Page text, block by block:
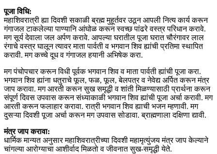
पूजा विधि:
महाशिवरात्री ह्या दिवशी सकाळी ब्रह्म मुहूर्तवर उठून आपली नित्य कार्य करून
गंगाजल टाकलेल्या पाण्यानि आंघोळ करून स्वच्छ पांढरे वस्त्र परिधान करावे.
मग सूर्य देवाला जल अर्पण करावे. आपल्या घरातील पूजा घरात चौरंगावर लाल
रंगाचे वस्त्र घालून त्यावर माता पार्वती व भगवान शिव ह्यांची प्रतिमा स्थापित
करावी. मग कच्चे दूध व गंगाजल हयानी अभिषेक करा.
मग पंचोपचार करून विधी पूर्वक भगवान शिव व माता पार्वती ह्यांची पूजा करा.
भगवान शिव ह्यांना धतुराचे फूल, फळ, फूल, बेलपत्र व नेवेद्य अर्पित करून मंत्र
जाप करावा. मग आरती करून सुख समृद्धी व शांती मिळण्यासाठी प्रार्थना करून
संपूर्ण दिवस उपवास करून संध्याकाळी भगवान शिव ह्यांची पूजा अर्चा करावी. मग
आरती करून फलाहार करावा. रात्री भगवान शिव ह्याची भजन म्हणावी. मग
दुसऱ्या दिवशी पूजा अर्चा करून मग उपवास सोडावा. ब्राह्मणाला दक्षिणा द्यावी.
मंत्र जाप करावा:
धार्मिक मान्यत अनुसार महाशिवरात्रीच्या दिवशी महामृत्युंजय मंत्र जाप केल्याने
चांगल्या आरोग्याचा आशीर्वाद मिळतो व जीवनात सुख-समृद्धी येते.